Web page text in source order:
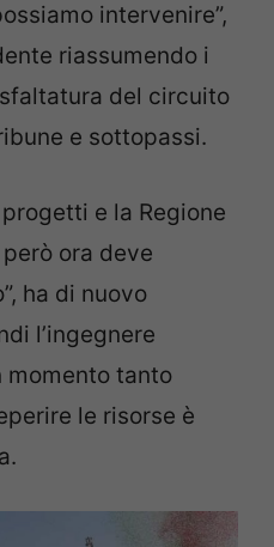
intervenire”,
riassumendo i
del circuito
e sottopassi.
e la Regione
ora deve
ha di nuovo
l’ingegnere
momento tanto
le risorse è